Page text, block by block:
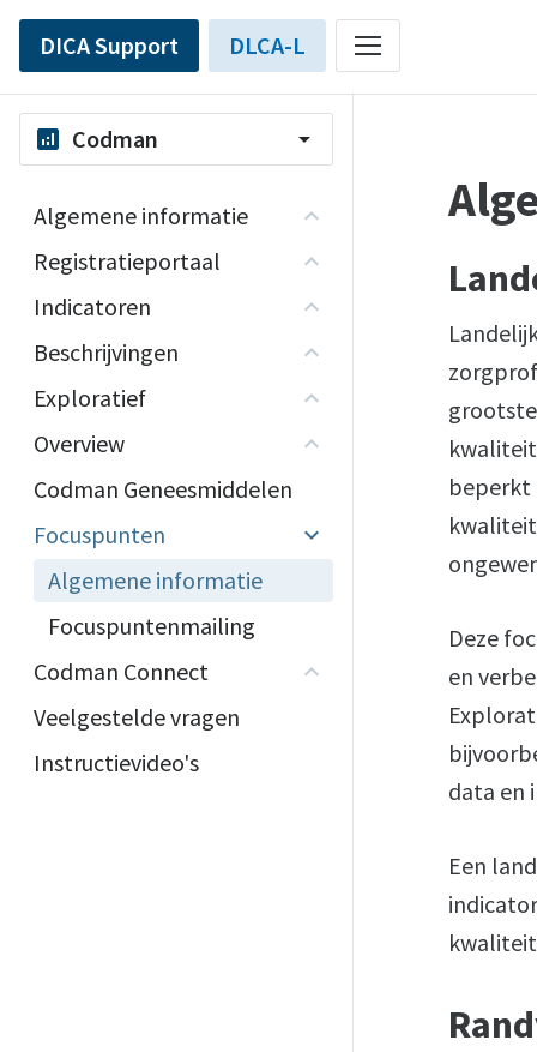
DICA Support DLCA-L
analytics Codman arrow_drop_down
Algemene informatie
Registratieportaal
Indicatoren
Beschrijvingen
Exploratief
Overview
Codman Geneesmiddelen
Focuspunten
Algemene informatie
Focuspuntenmailing
Codman Connect
Veelgestelde vragen
Instructievideo's
beperkt
Deze
en
data en
Een